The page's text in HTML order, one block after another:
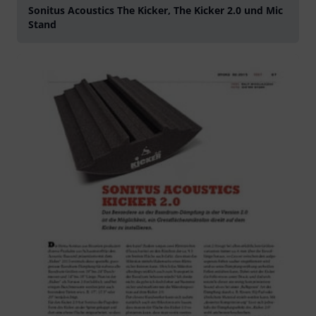
Sonitus Acoustics The Kicker, The Kicker 2.0 und Mic
Stand